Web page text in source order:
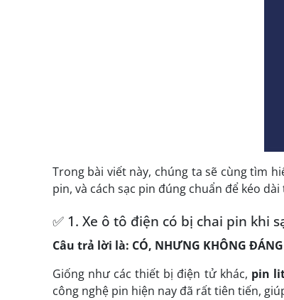
Trong bài viết này, chúng ta sẽ cùng tìm
pin, và cách sạc pin đúng chuẩn để kéo
✅ 1. Xe ô tô điện có bị chai pin khi
Câu trả lời là: CÓ, NHƯNG KHÔNG
Giống như các thiết bị điện tử khác, pin
công nghệ pin hiện nay đã rất tiên tiến,